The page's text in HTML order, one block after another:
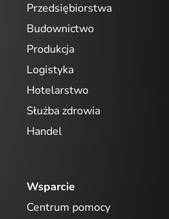
Przedsiębiorstwa
Budownictwo
Produkcja
Logistyka
Hotelarstwo
Służba zdrowia
Handel
Wsparcie
Centrum pomocy